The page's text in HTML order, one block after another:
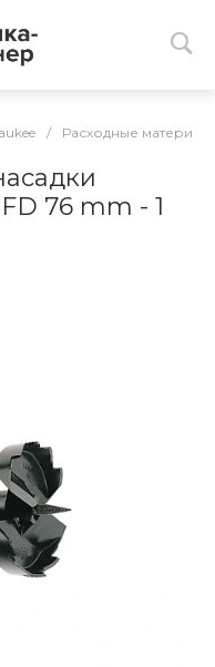
/ Расходные
76 mm - 1